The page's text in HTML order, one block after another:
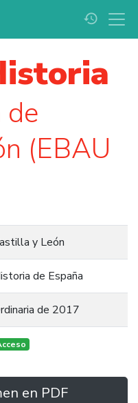
history
de
(EBAU
y León
de España
de 2017
en PDF